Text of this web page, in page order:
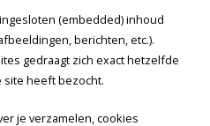
(embedded) inhoud
berichten, etc.).
gedraagt zich exact hetzelfde
heeft bezocht.
je verzamelen, cookies